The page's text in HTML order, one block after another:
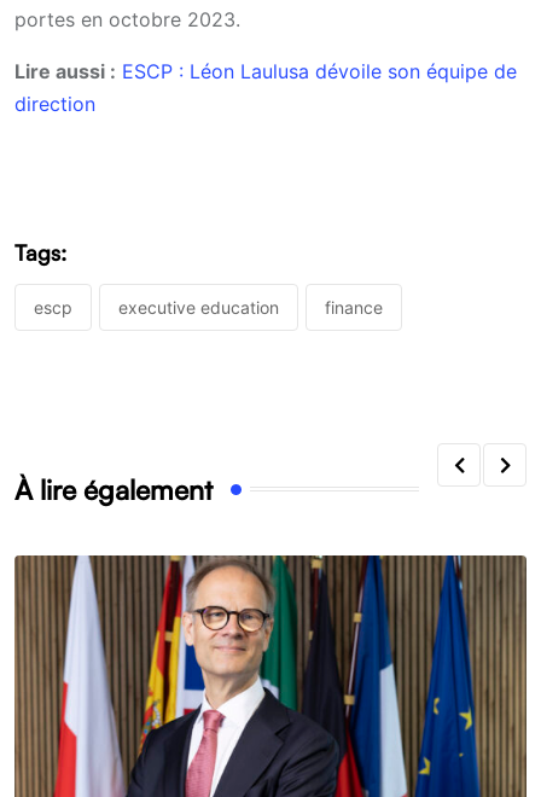
portes en octobre 2023.
Lire aussi : ESCP : Léon Laulusa dévoile son équipe de
direction
Tags:
escp executive education finance
À lire également